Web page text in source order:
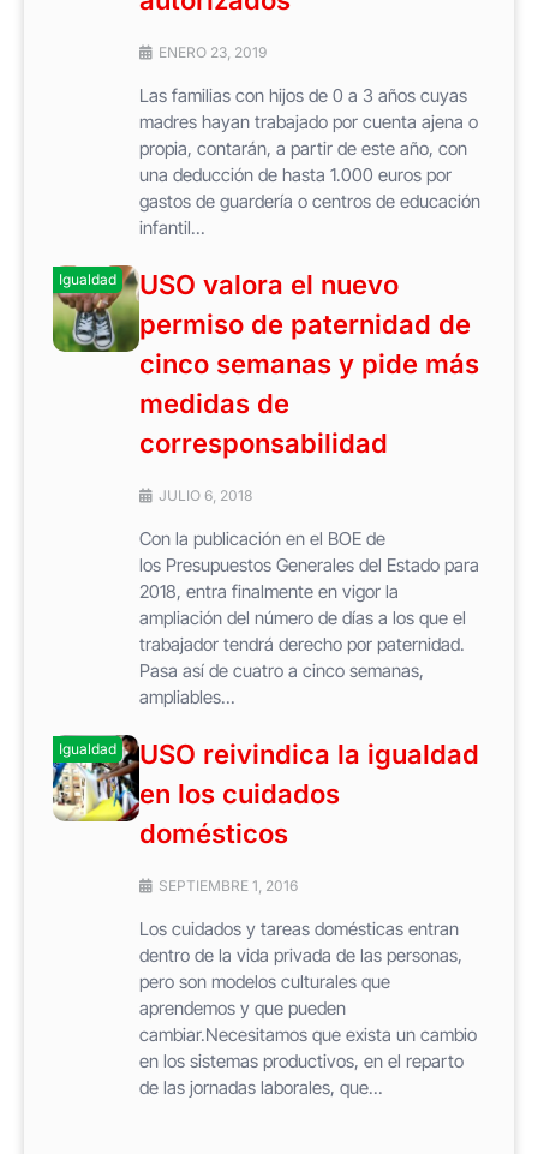
ENERO 23, 2019
Las familias con hijos de 0 a 3 años cuyas
madres hayan trabajado por cuenta ajena o
propia, contarán, a partir de este año, con
una deducción de hasta 1.000 euros por
gastos de guardería o centros de educación
infantil...
Igualdad
USO valora el nuevo
permiso de paternidad de
cinco semanas y pide más
medidas de
corresponsabilidad
JULIO 6, 2018
Con la publicación en el BOE de
los Presupuestos Generales del Estado para
2018, entra finalmente en vigor la
ampliación del número de días a los que el
trabajador tendrá derecho por paternidad.
Pasa así de cuatro a cinco semanas,
ampliables...
Igualdad
USO reivindica la igualdad
en los cuidados
domésticos
SEPTIEMBRE 1, 2016
Los cuidados y tareas domésticas entran
dentro de la vida privada de las personas,
pero son modelos culturales que
aprendemos y que pueden
cambiar.Necesitamos que exista un cambio
en los sistemas productivos, en el reparto
de las jornadas laborales, que...